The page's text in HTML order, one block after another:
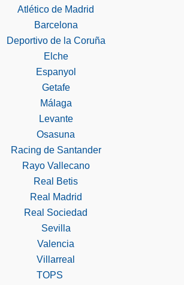
Atlético de Madrid
Barcelona
Deportivo de la Coruña
Elche
Espanyol
Getafe
Málaga
Levante
Osasuna
Racing de Santander
Rayo Vallecano
Real Betis
Real Madrid
Real Sociedad
Sevilla
Valencia
Villarreal
TOPS